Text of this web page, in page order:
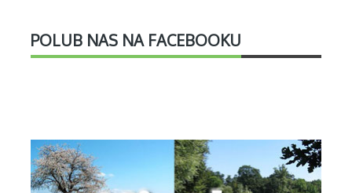
POLUB NAS NA FACEBOOKU